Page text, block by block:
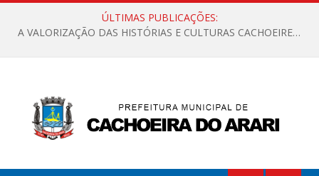
ÚLTIMAS PUBLICAÇÕES:
A VALORIZAÇÃO DAS HISTÓRIAS E CULTURAS CACHOEIRENSES